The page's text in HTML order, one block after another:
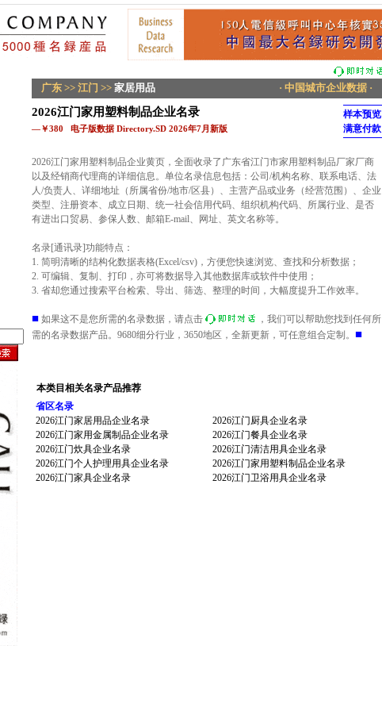
广东 >> 江门 >> 家居用品 · 中国城市企业数据 ·
2026江门家用塑料制品企业名录
—￥380 电子版数据 Directory.SD 2026年7月新版
样本预览
满意付款
2026江门家用塑料制品企业黄页，全面收录了广东省江门市家用塑料制品厂家厂商
以及经销商代理商的详细信息。单位名录信息包括：公司/机构名称、联系电话、法
人/负责人、详细地址（所属省份/地市/区县）、主营产品或业务（经营范围）、企业
类型、注册资本、成立日期、统一社会信用代码、组织机构代码、所属行业、是否
有进出口贸易、参保人数、邮箱E-mail、网址、英文名称等。
名录[通讯录]功能特点：
1. 简明清晰的结构化数据表格(Excel/csv)，方便您快速浏览、查找和分析数据；
2. 可编辑、复制、打印，亦可将数据导入其他数据库或软件中使用；
3. 省却您通过搜索平台检索、导出、筛选、整理的时间，大幅度提升工作效率。
■ 如果这不是您所需的名录数据，请点击
，我们可以帮助您找到任何所
需的名录数据产品。9680细分行业，3650地区，全新更新，可任意组合定制。 ■
本类目相关名录产品推荐
省区名录
2026江门家居用品企业名录
2026江门厨具企业名录
2026江门家用金属制品企业名录
2026江门餐具企业名录
2026江门炊具企业名录
2026江门清洁用具企业名录
2026江门个人护理用具企业名录
2026江门家用塑料制品企业名录
2026江门家具企业名录
2026江门卫浴用具企业名录